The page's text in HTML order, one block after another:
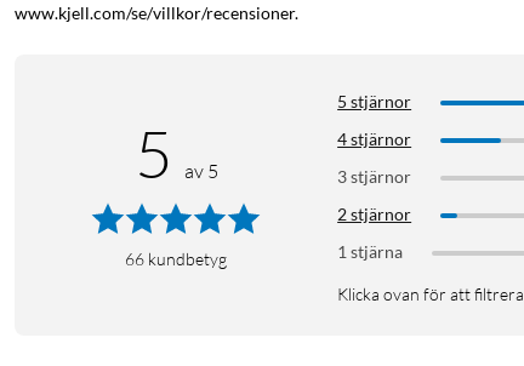
www.kjell.com/se/villkor/recensioner.
5 av 5
66 kundbetyg
5 stjärnor
4 stjärnor
3 stjärnor
2 stjärnor
1 stjärna
Klicka ovan för att filtrera